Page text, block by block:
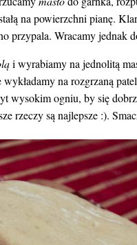
na powierzchni pianę.
przypala. Wracamy jednak
i wyrabiamy na jednolitą
wykładamy na rozgrzaną
wysokim ogniu, by się
rzeczy są najlepsze :).